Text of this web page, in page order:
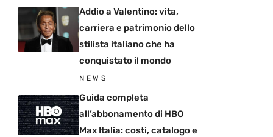
Addio a Valentino: vita,
carriera e patrimonio dello
stilista italiano che ha
conquistato il mondo
NEWS
Guida completa
all’abbonamento di HBO
Max Italia: costi, catalogo e